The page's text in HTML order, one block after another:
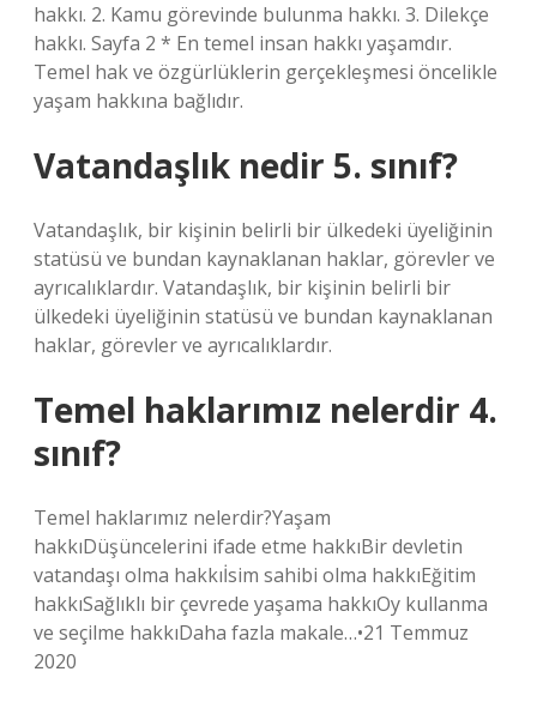
hakkı. 2. Kamu görevinde bulunma hakkı. 3. Dilekçe
hakkı. Sayfa 2 * En temel insan hakkı yaşamdır.
Temel hak ve özgürlüklerin gerçekleşmesi öncelikle
yaşam hakkına bağlıdır.
Vatandaşlık nedir 5. sınıf?
Vatandaşlık, bir kişinin belirli bir ülkedeki üyeliğinin
statüsü ve bundan kaynaklanan haklar, görevler ve
ayrıcalıklardır. Vatandaşlık, bir kişinin belirli bir
ülkedeki üyeliğinin statüsü ve bundan kaynaklanan
haklar, görevler ve ayrıcalıklardır.
Temel haklarımız nelerdir 4.
sınıf?
Temel haklarımız nelerdir?Yaşam
hakkıDüşüncelerini ifade etme hakkıBir devletin
vatandaşı olma hakkıİsim sahibi olma hakkıEğitim
hakkıSağlıklı bir çevrede yaşama hakkıOy kullanma
ve seçilme hakkıDaha fazla makale…•21 Temmuz
2020